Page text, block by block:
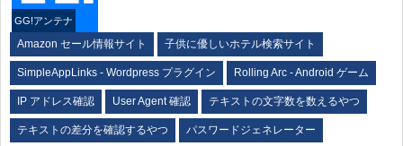
GG!アンテナ
Amazon セール情報サイト 子供に優しいホテル検索サイト
SimpleAppLinks - Wordpress プラグイン Rolling Arc - Android ゲーム
IP アドレス確認 User Agent 確認 テキストの文字数を数えるやつ
テキストの差分を確認するやつ パスワードジェネレーター